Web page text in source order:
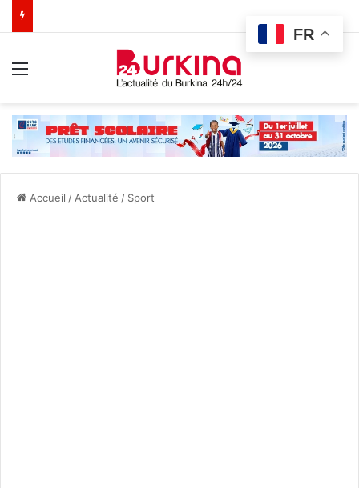
Accueil / Actualité / Sport
FR